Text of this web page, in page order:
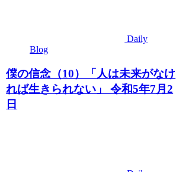
Daily
Blog
僕の信念（10）「人は未来がなけ
れば生きられない」 令和5年7月2
日